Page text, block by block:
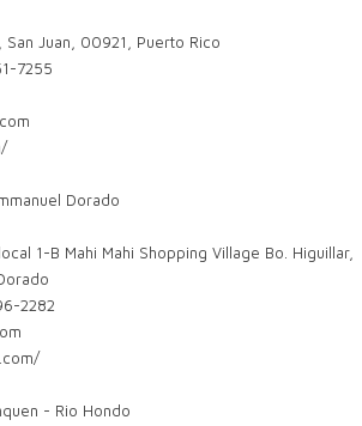
San Juan, 00921, Puerto Rico
7255
Dorado
1-B Mahi Mahi Shopping Village Bo. Higuillar,
2282
- Rio Hondo